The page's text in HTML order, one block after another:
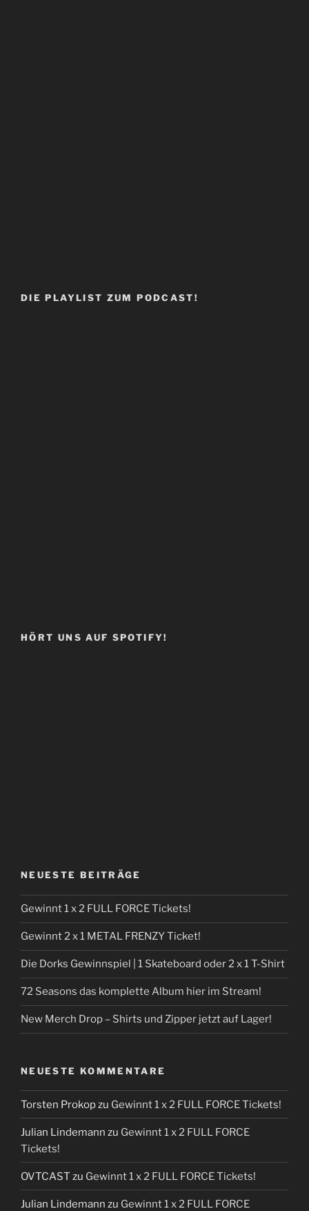
DIE PLAYLIST ZUM PODCAST!
HÖRT UNS AUF SPOTIFY!
NEUESTE BEITRÄGE
Gewinnt 1 x 2 FULL FORCE Tickets!
Gewinnt 2 x 1 METAL FRENZY Ticket!
Die Dorks Gewinnspiel | 1 Skateboard oder 2 x 1 T-Shirt
72 Seasons das komplette Album hier im Stream!
New Merch Drop – Shirts und Zipper jetzt auf Lager!
NEUESTE KOMMENTARE
Torsten Prokopzu Gewinnt 1 x 2 FULL FORCE Tickets!
Julian Lindemann zu Gewinnt 1 x 2 FULL FORCE
Tickets!
OVTCAST zu Gewinnt 1 x 2 FULL FORCE Tickets!
Julian Lindemann zu Gewinnt 1 x 2 FULL FORCE